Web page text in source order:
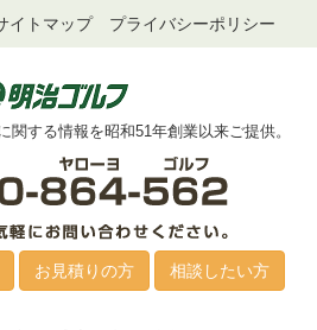
イトマップ プライバシーポリシー
関する情報を昭和51年創業以来ご提供。
お見積りの方 相談したい方